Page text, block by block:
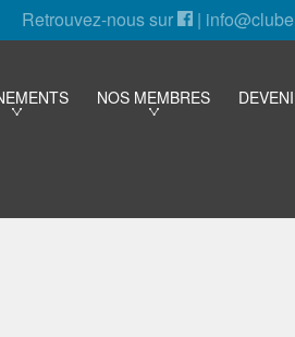
Retrouvez-nous sur |
NOS MEMBRES